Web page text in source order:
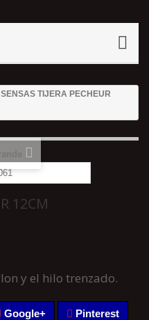
SENSAS TIJERA PECHEUR
12CM
y el hilo trenzado.
Google+ Pinterest